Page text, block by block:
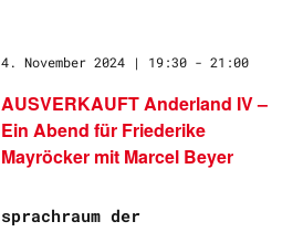
AUSVERKAUFT Anderland IV –
Ein Abend für Friederike
Mayröcker mit Marcel Beyer
4. November 2024 | 19:30 - 21:00
sprachraum der